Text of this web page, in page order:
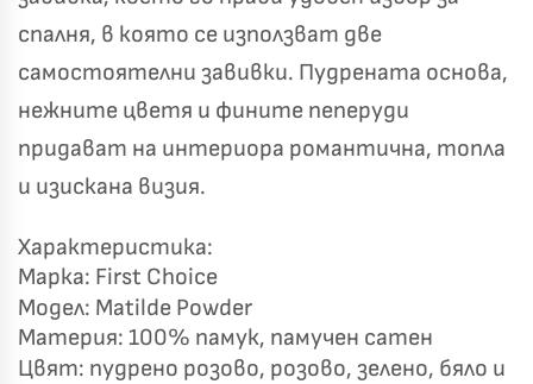
спалня, в която се използват две
самостоятелни завивки. Пудрената основа,
нежните цветя и фините пеперуди
придават на интериора романтична, топла
и изискана визия.
Характеристика:
Марка: First Choice
Модел: Matilde Powder
Материя: 100% памук, памучен сатен
Цвят: пудрено розово, розово, зелено, бяло и
🎁 Късметът избра Вас!
✦
✦
✦
✦
Хавлиени кърпи – Комплект 2 части – 100% памук
Светлосиво и Антрацит ✓
Пепел от Рози